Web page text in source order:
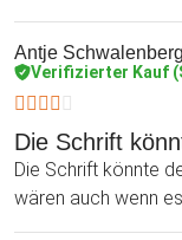
Antje Schwalenberg
Verifizierter Kauf
Die Schrift
Die Schrift könnte
wären auch wenn